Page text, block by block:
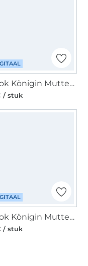
E-Book Königin Mutter Umstandsoverall Leah, duits
/ stuk
E-Book Königin Mutter Hoodie Alexia mit Stillfunktion, duits
/ stuk